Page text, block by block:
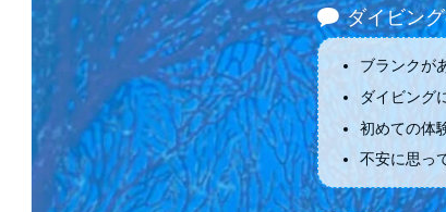
ダイビン
ブランクが
ダイビング
初めての体
不安に思っ